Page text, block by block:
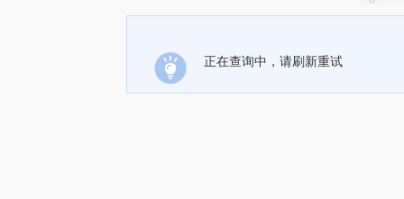
正在查询中，请刷新重试